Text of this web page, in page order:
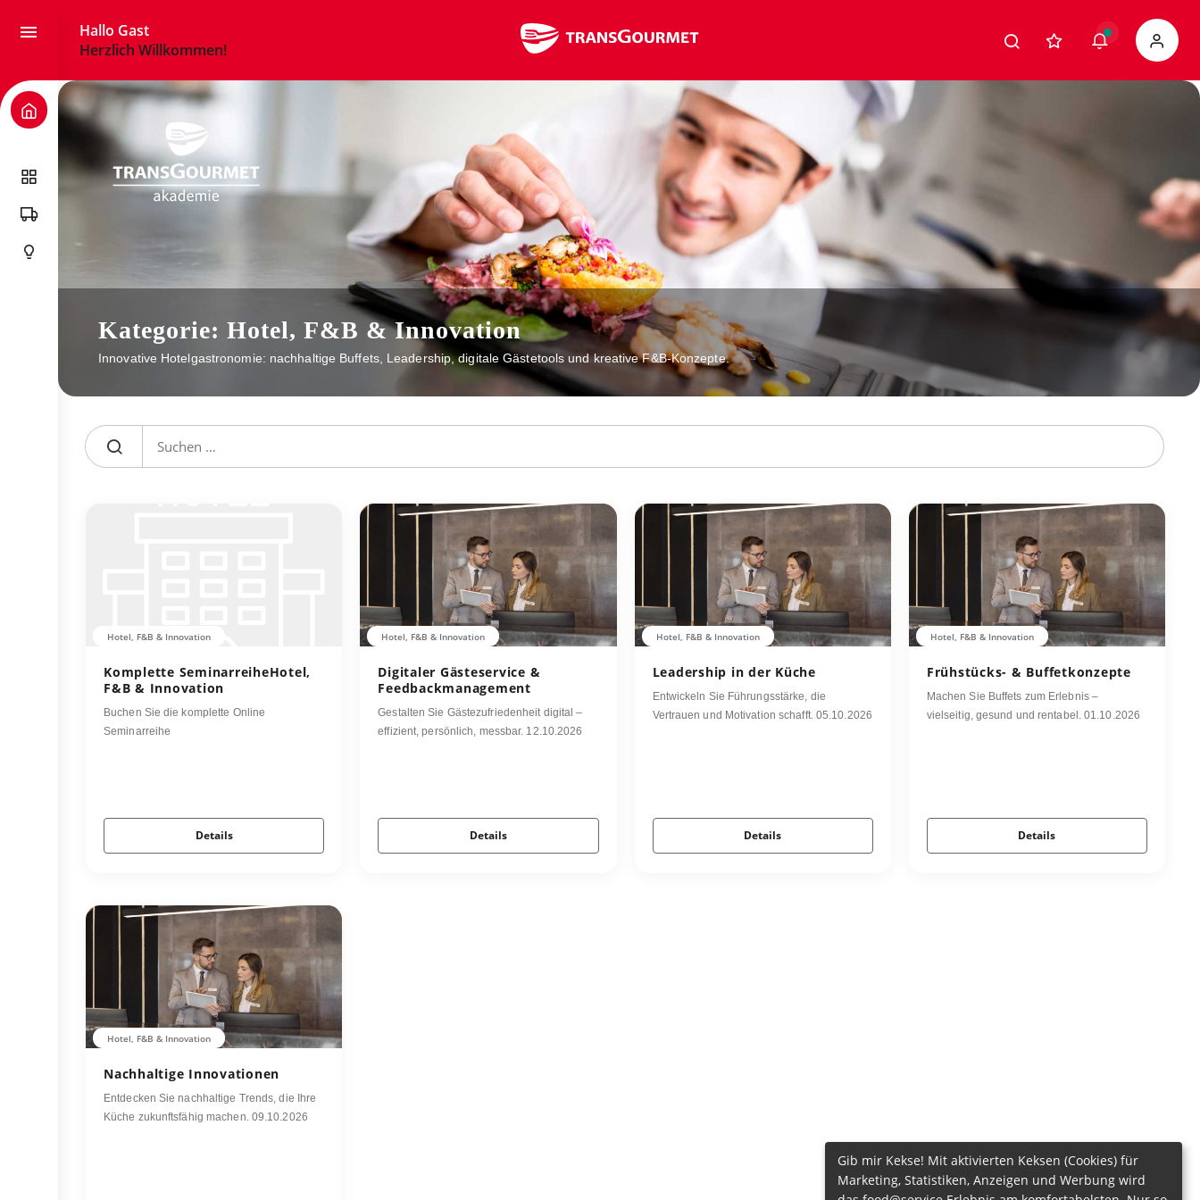
Hallo Gast
Herzlich Willkommen!
Warenshop
Suchen
nach:
Kategorie: Hotel, F&B & Innovation
Innovative Hotelgastronomie: nachhaltige Buffets, Leadership, digitale Gästetools und kreative F&B-Konzepte.
nach:
Hotel, F&B & Innovation
Komplette SeminarreiheHotel,
F&B & Innovation
Buchen Sie die komplette Online
Seminarreihe
Details
Hotel, F&B & Innovation
Digitaler Gästeservice &
Feedbackmanagement
Gestalten Sie Gästezufriedenheit digital –
effizient, persönlich, messbar. 12.10.2026
Details
Hotel, F&B & Innovation
Leadership in der Küche
Entwickeln Sie Führungsstärke, die
Vertrauen und Motivation schafft. 05.10.2026
Details
Hotel, F&B & Innovation
Frühstücks- & Buffetkonzepte
Machen Sie Buffets zum Erlebnis –
vielseitig, gesund und rentabel. 01.10.2026
Details
Hotel, F&B & Innovation
Nachhaltige Innovationen
Entdecken Sie nachhaltige Trends, die Ihre
Küche zukunftsfähig machen. 09.10.2026
Gib mir Kekse! Mit aktivierten Keksen (Cookies) für
Marketing, Statistiken, Anzeigen und Werbung wird